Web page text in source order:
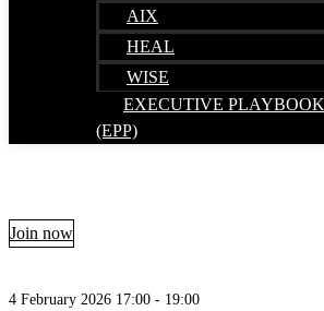
AIX
HEAL
WISE
EXECUTIVE
(EPP)
Join now
4 February 2026 17:00 - 19:00